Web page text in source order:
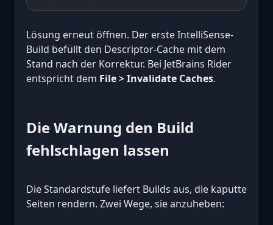
Lösung erneut öffnen. Der erste IntelliSense-
Build befüllt den Descriptor-Cache mit dem
Stand nach der Korrektur. Bei JetBrains Rider
entspricht dem File > Invalidate Caches.
Die Warnung den Build
fehlschlagen lassen
Die Standardstufe liefert Builds aus, die kaputte
Seiten rendern. Zwei Wege, sie anzuheben: